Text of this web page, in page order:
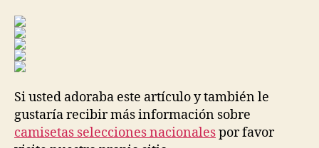
Si usted adoraba este artículo y también le
gustaría recibir más información sobre
camisetas selecciones nacionalespor favor